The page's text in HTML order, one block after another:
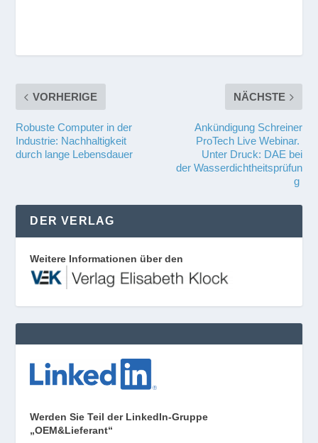
VORHERIGE
Robuste Computer in der
Industrie: Nachhaltigkeit
durch lange Lebensdauer
NÄCHSTE
Ankündigung Schreiner
ProTech Live Webinar.
Unter Druck: DAE bei
der Wasserdichtheitsprüfun
g
DER VERLAG
Weitere Informationen über den
Werden Sie Teil der LinkedIn-Gruppe
„OEM&Lieferant“